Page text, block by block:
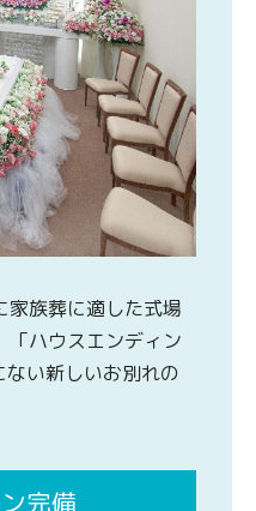
家族葬に適した式場
「ハウスエンディン
い新しいお別れの
完備